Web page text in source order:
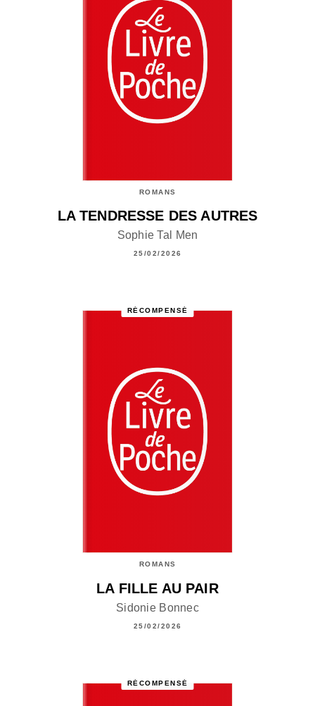
ROMANS
LA TENDRESSE DES AUTRES
Sophie Tal Men
25/02/2026
RÉCOMPENSÉ
ROMANS
LA FILLE AU PAIR
Sidonie Bonnec
25/02/2026
RÉCOMPENSÉ